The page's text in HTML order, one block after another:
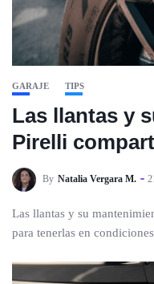
GARAJE TIPS
Las llantas y
Pirelli
By Natalia Vergara M.
Las llantas y su
para tenerlas en